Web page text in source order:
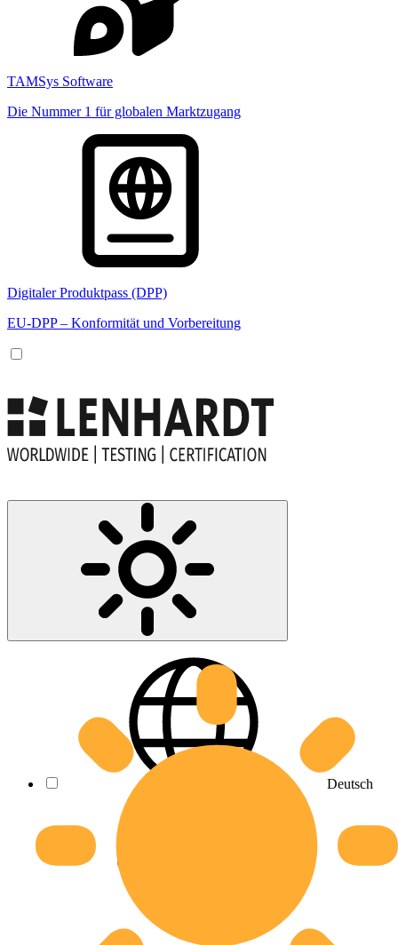
TAMSys Software
Die Nummer 1 für globalen Marktzugang
Digitaler Produktpass (DPP)
EU-DPP – Konformität und Vorbereitung
Deutsch